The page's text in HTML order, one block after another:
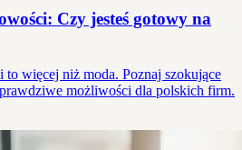
Czy jesteś gotowy na
to więcej niż moda. Poznaj szokujące
możliwości dla polskich firm.